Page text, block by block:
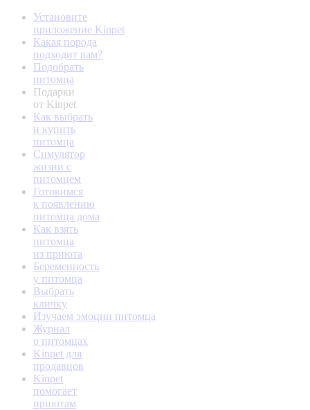
Установите
приложение Kinpet
Какая порода
подходит вам?
Подобрать
питомца
Подарки
от Kinpet
Как выбрать
и купить
питомца
Симулятор
жизни с
питомцем
Готовимся
к появлению
питомца дома
Как взять
питомца
из приюта
Беременность
у питомца
Выбрать
кличку
Изучаем эмоции питомца
Журнал
о питомцах
Kinpet для
продавцов
Kinpet
помогает
приютам